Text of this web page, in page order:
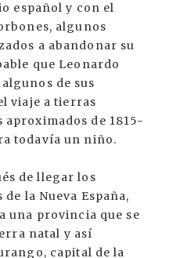
español y con el
algunos
a abandonar su
que Leonardo
de sus
viaje a tierras
aproximados de 1815-
todavía un niño.
de llegar los
la Nueva España,
una provincia que se
natal y así
capital de la